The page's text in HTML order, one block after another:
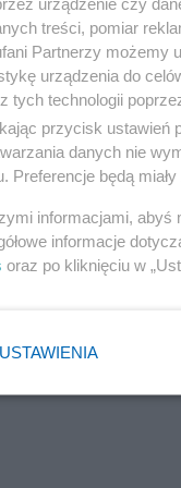
lat 1922 -
oprawie z
wiersza.
Reklama
treści, pomiar
Partnerzy możemy
urządzenia do
tych technologii
przycisk ustawień
danych nie
Preferencje będą
informacjami,
informacje
oraz po kliknięciu w
USTAWIENIA